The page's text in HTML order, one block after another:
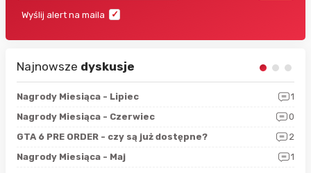
Wyślij alert na maila
Najnowsze dyskusje
Nagrody Miesiąca - Lipiec
1
Nagrody Miesiąca - Czerwiec
0
GTA 6 PRE ORDER - czy są już dostępne?
2
Nagrody Miesiąca - Maj
1